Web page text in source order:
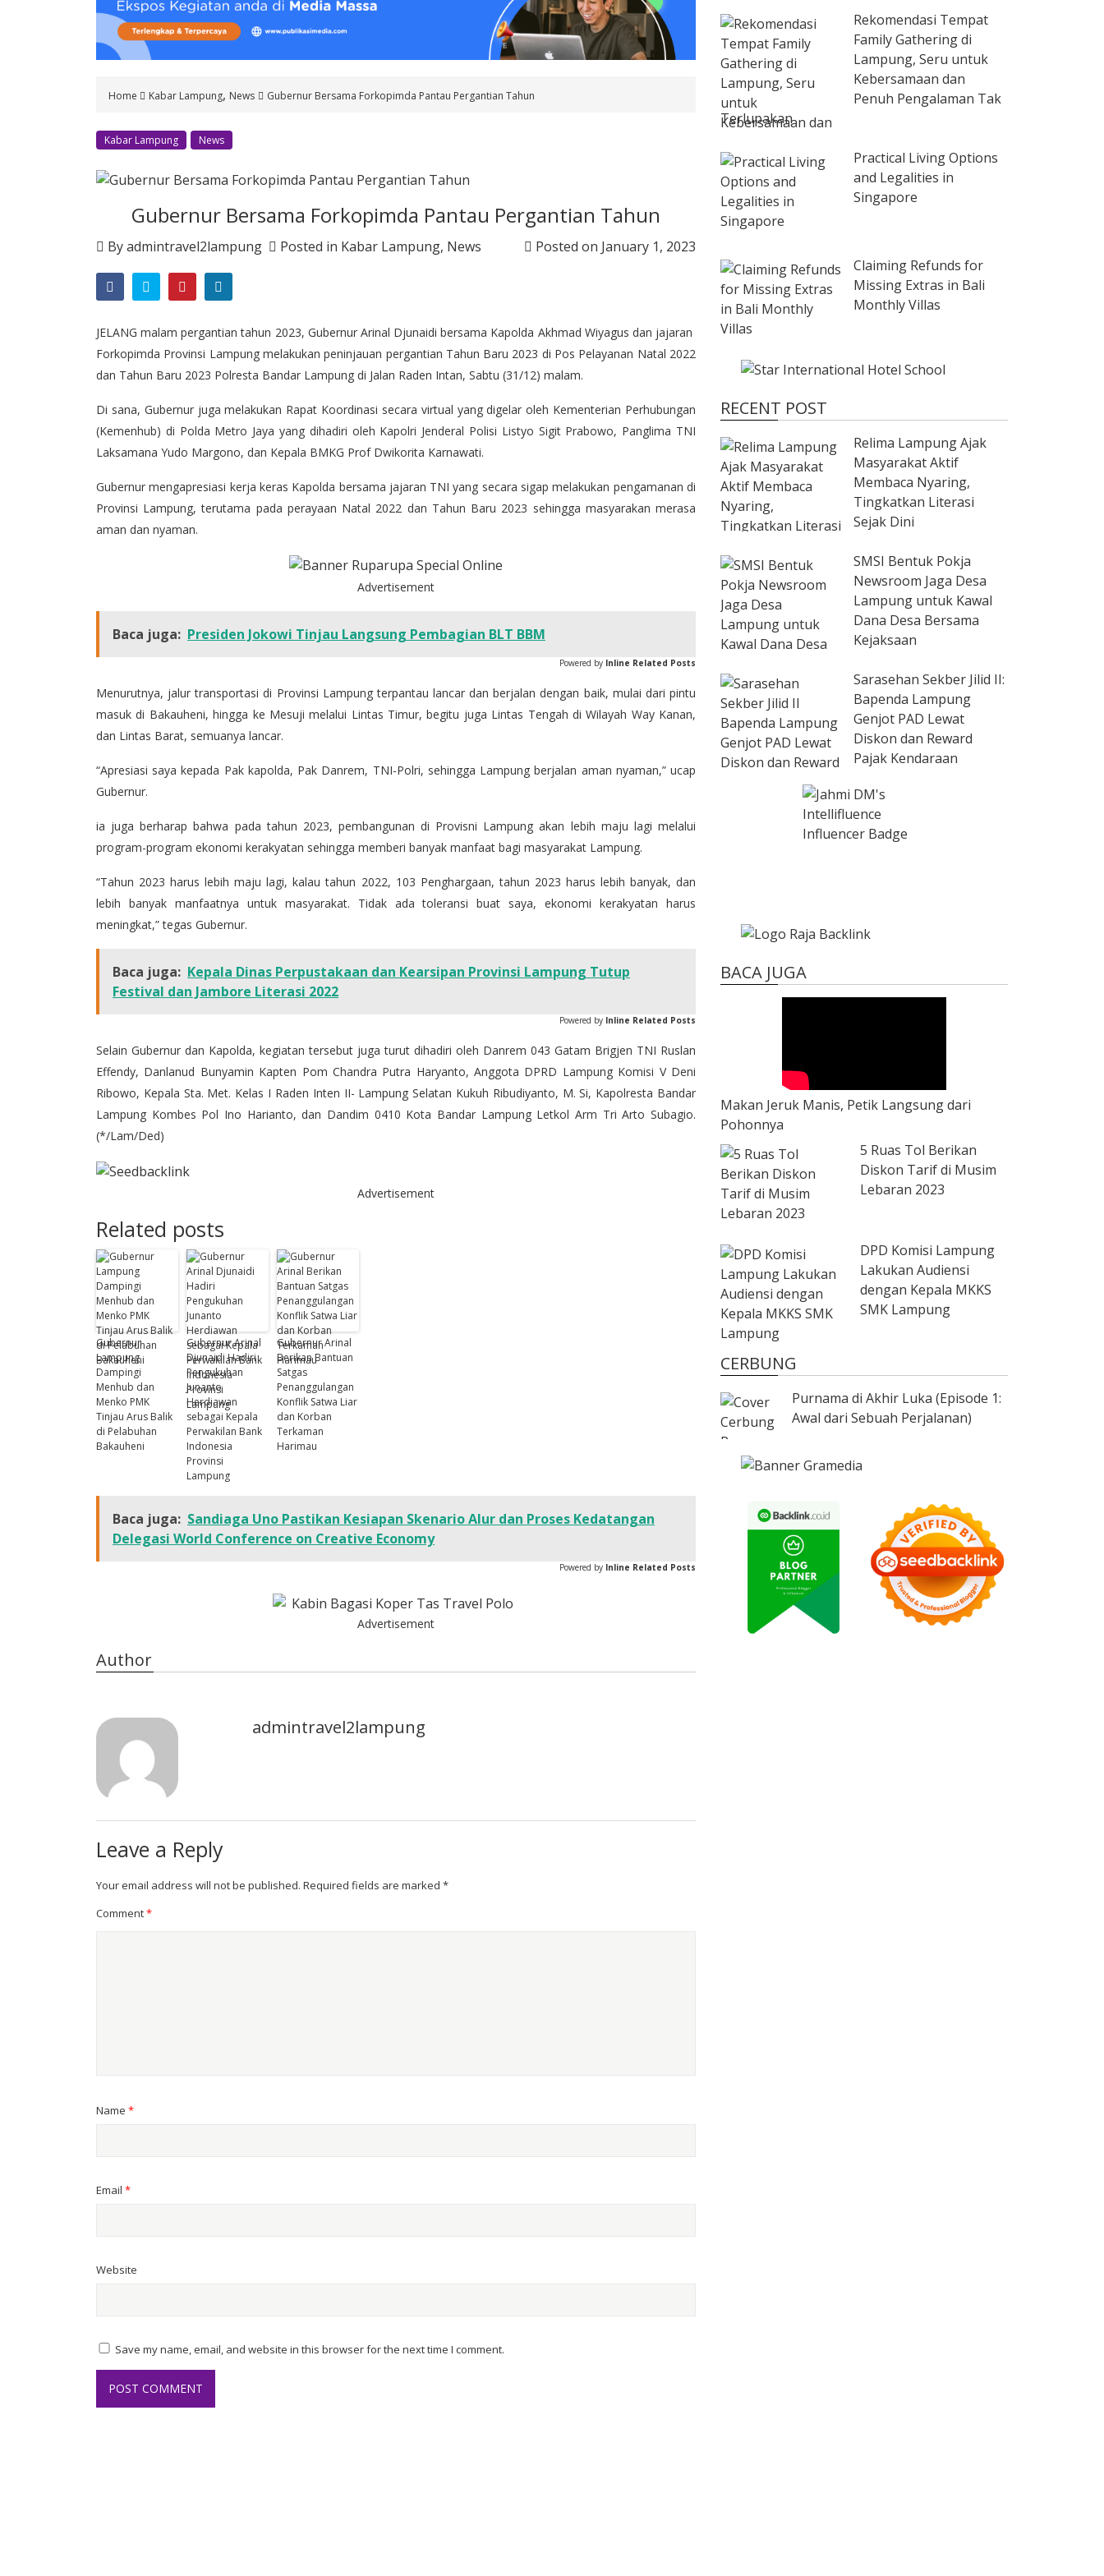
Home Kabar Lampung, News Gubernur Bersama Forkopimda Pantau Pergantian Tahun
Kabar Lampung News
Gubernur Bersama Forkopimda Pantau Pergantian Tahun
Byadmintravel2lampung Posted in Kabar Lampung, News Posted on January 1, 2023
JELANG malam pergantian tahun 2023, Gubernur Arinal Djunaidi bersama Kapolda Akhmad Wiyagus dan jajaran
Forkopimda Provinsi Lampung melakukan peninjauan pergantian Tahun Baru 2023 di Pos Pelayanan Natal 2022
dan Tahun Baru 2023 Polresta Bandar Lampung di Jalan Raden Intan, Sabtu (31/12) malam.
Di sana, Gubernur juga melakukan Rapat Koordinasi secara virtual yang digelar oleh Kementerian Perhubungan
(Kemenhub) di Polda Metro Jaya yang dihadiri oleh Kapolri Jenderal Polisi Listyo Sigit Prabowo, Panglima TNI
Laksamana Yudo Margono, dan Kepala BMKG Prof Dwikorita Karnawati.
Gubernur mengapresiasi kerja keras Kapolda bersama jajaran TNI yang secara sigap melakukan pengamanan di
Provinsi Lampung, terutama pada perayaan Natal 2022 dan Tahun Baru 2023 sehingga masyarakan merasa
aman dan nyaman.
Advertisement
Baca juga: Presiden Jokowi Tinjau Langsung Pembagian BLT BBM
Powered by Inline Related Posts
Menurutnya, jalur transportasi di Provinsi Lampung terpantau lancar dan berjalan dengan baik, mulai dari pintu
masuk di Bakauheni, hingga ke Mesuji melalui Lintas Timur, begitu juga Lintas Tengah di Wilayah Way Kanan,
dan Lintas Barat, semuanya lancar.
“Apresiasi saya kepada Pak kapolda, Pak Danrem, TNI-Polri, sehingga Lampung berjalan aman nyaman,” ucap
Gubernur.
ia juga berharap bahwa pada tahun 2023, pembangunan di Provisni Lampung akan lebih maju lagi melalui
program-program ekonomi kerakyatan sehingga memberi banyak manfaat bagi masyarakat Lampung.
“Tahun 2023 harus lebih maju lagi, kalau tahun 2022, 103 Penghargaan, tahun 2023 harus lebih banyak, dan
lebih banyak manfaatnya untuk masyarakat. Tidak ada toleransi buat saya, ekonomi kerakyatan harus
meningkat,” tegas Gubernur.
Baca juga: Kepala Dinas Perpustakaan dan Kearsipan Provinsi Lampung Tutup
Festival dan Jambore Literasi 2022
Powered by Inline Related Posts
Selain Gubernur dan Kapolda, kegiatan tersebut juga turut dihadiri oleh Danrem 043 Gatam Brigjen TNI Ruslan
Effendy, Danlanud Bunyamin Kapten Pom Chandra Putra Haryanto, Anggota DPRD Lampung Komisi V Deni
Ribowo, Kepala Sta. Met. Kelas I Raden Inten II- Lampung Selatan Kukuh Ribudiyanto, M. Si, Kapolresta Bandar
Lampung Kombes Pol Ino Harianto, dan Dandim 0410 Kota Bandar Lampung Letkol Arm Tri Arto Subagio.
(*/Lam/Ded)
Advertisement
Related posts
Gubernur
Lampung
Dampingi
Menhub dan
Menko PMK
Tinjau Arus Balik
di Pelabuhan
Bakauheni
Gubernur Arinal
Djunaidi Hadiri
Pengukuhan
Junanto
Herdiawan
sebagai Kepala
Perwakilan Bank
Indonesia
Provinsi
Lampung
Gubernur Arinal
Berikan Bantuan
Satgas
Penanggulangan
Konflik Satwa Liar
dan Korban
Terkaman
Harimau
Baca juga: Sandiaga Uno Pastikan Kesiapan Skenario Alur dan Proses Kedatangan
Delegasi World Conference on Creative Economy
Powered by Inline Related Posts
Advertisement
Author
admintravel2lampung
Leave a Reply
Your email address will not be published. Required fields are marked *
Comment*
Name *
Email *
Website
Save my name, email, and website in this browser for the next time I comment.
Rekomendasi Tempat
Family Gathering di
Lampung, Seru untuk
Kebersamaan dan
Penuh Pengalaman Tak
Terlupakan
Practical Living Options
and Legalities in
Singapore
Claiming Refunds for
Missing Extras in Bali
Monthly Villas
RECENT POST
Relima Lampung Ajak
Masyarakat Aktif
Membaca Nyaring,
Tingkatkan Literasi
Sejak Dini
SMSI Bentuk Pokja
Newsroom Jaga Desa
Lampung untuk Kawal
Dana Desa Bersama
Kejaksaan
Sarasehan Sekber Jilid II:
Bapenda Lampung
Genjot PAD Lewat
Diskon dan Reward
Pajak Kendaraan
BACA JUGA
Makan Jeruk Manis, Petik Langsung dari
Pohonnya
5 Ruas Tol Berikan
Diskon Tarif di Musim
Lebaran 2023
DPD Komisi Lampung
Lakukan Audiensi
dengan Kepala MKKS
SMK Lampung
CERBUNG
Purnama di Akhir Luka (Episode 1:
Awal dari Sebuah Perjalanan)